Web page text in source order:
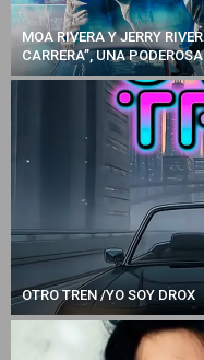
MOA RIVERA Y JERRY
CARRERA”, UNA
OTRO TREN /YO SOY DROX